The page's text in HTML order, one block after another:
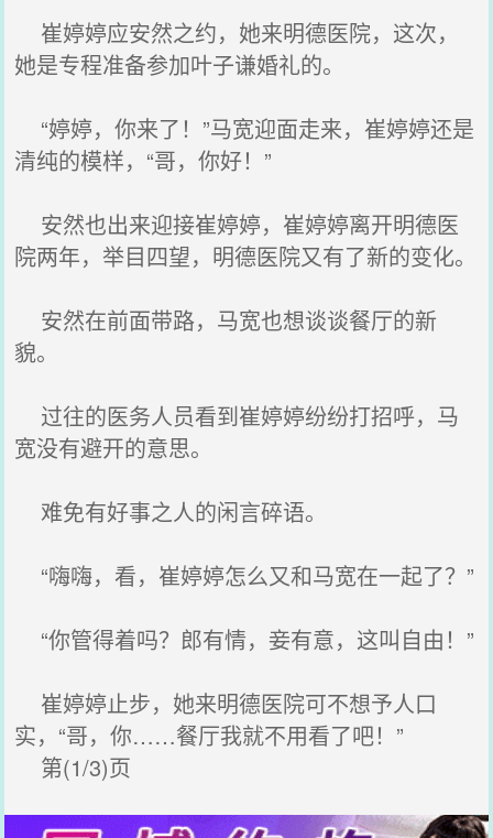
崔婷婷应安然之约，她来明德医院，这次，
她是专程准备参加叶子谦婚礼的。
“婷婷，你来了！”马宽迎面走来，崔婷婷还是
清纯的模样，“哥，你好！”
安然也出来迎接崔婷婷，崔婷婷离开明德医
院两年，举目四望，明德医院又有了新的变化。
安然在前面带路，马宽也想谈谈餐厅的新
貌。
过往的医务人员看到崔婷婷纷纷打招呼，马
宽没有避开的意思。
难免有好事之人的闲言碎语。
“嗨嗨，看，崔婷婷怎么又和马宽在一起了？”
“你管得着吗？郎有情，妾有意，这叫自由！”
崔婷婷止步，她来明德医院可不想予人口
实，“哥，你……餐厅我就不用看了吧！”
第(1/3)页